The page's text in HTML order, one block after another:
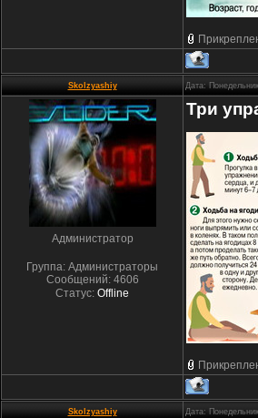
Skolzyashiy Дата:
Администратор
Группа: Администраторы
Сообщений: 4606
Статус: Offline
Три
Skolzyashiy Дата: